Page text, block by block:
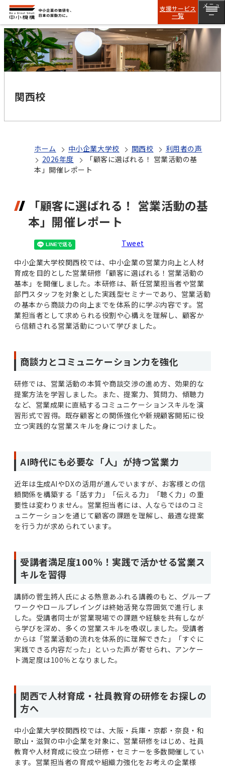
支援サービス
一覧
メニュ
ー
関西校
ホーム 中小企業大学校 関西校
利用者の声
2026年度
「顧客に選ばれる！ 営業活動の基
本」開催レポート
「顧客に選ばれる！ 営業活動の基
本」開催レポート
Tweet
中小企業大学校関西校では、中小企業の営業力向上と人材
育成を目的とした営業研修「顧客に選ばれる！営業活動の
基本」を開催しました。本研修は、新任営業担当者や営業
部門スタッフを対象とした実践型セミナーであり、営業活動
の基本から商談力の向上までを体系的に学ぶ内容です。営
業担当者として求められる役割や心構えを理解し、顧客か
ら信頼される営業活動について学びました。
商談力とコミュニケーション力を強化
研修では、営業活動の本質や商談交渉の進め方、効果的な
提案方法を学習しました。また、提案力、質問力、傾聴力
など、営業成果に直結するコミュニケーションスキルを演
習形式で習得。既存顧客との関係強化や新規顧客開拓に役
立つ実践的な営業スキルを身につけました。
AI時代にも必要な「人」が持つ営業力
近年は生成AIやDXの活用が進んでいますが、お客様との信
頼関係を構築する「話す力」「伝える力」「聴く力」の重
要性は変わりません。営業担当者には、人ならではのコミ
ュニケーションを通じて顧客の課題を理解し、最適な提案
を行う力が求められています。
受講者満足度100％！実践で活かせる営業ス
キルを習得
講師の菅生將人氏による熱意あふれる講義のもと、グループ
ワークやロールプレイングは終始活発な雰囲気で進行しま
した。受講者同士が営業現場での課題や経験を共有しなが
ら学びを深め、多くの営業スキルを吸収しました。受講者
からは「営業活動の流れを体系的に理解できた」「すぐに
実践できる内容だった」といった声が寄せられ、アンケー
ト満足度は100％となりました。
関西で人材育成・社員教育の研修をお探しの
方へ
中小企業大学校関西校では、大阪・兵庫・京都・奈良・和
歌山・滋賀の中小企業を対象に、営業研修をはじめ、社員
教育や人材育成に役立つ研修・セミナーを多数開催してい
ます。営業担当者の育成や組織力強化をお考えの企業様